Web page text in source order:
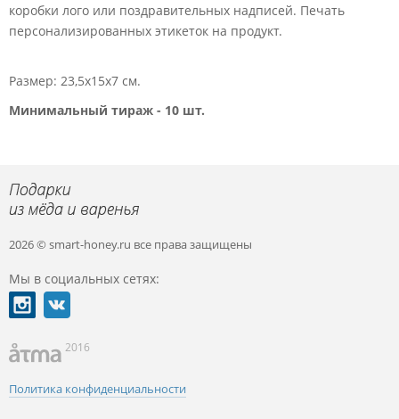
коробки лого или поздравительных надписей. Печать
персонализированных этикеток на продукт.
Размер: 23,5х15х7 см.
Минимальный тираж - 10 шт.
2026 © smart-honey.ru все права защищены
Мы в социальных сетях:
2016
Политика конфиденциальности